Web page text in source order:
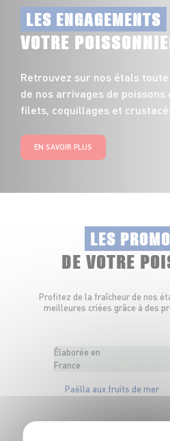
LES ENGAGEMENTS
VOTRE
Retrouvez sur nos étals toute
de nos arrivages de poissons
filets, coquillages et
EN SAVOIR PLUS
LES
DE VOTRE
Profitez de la fraîcheur de nos
meilleures criées grâce à des
Élaborée en
France
Paëlla aux fruits de mer